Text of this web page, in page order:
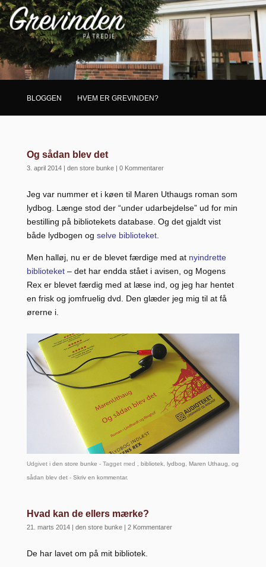
BLOGGEN HVEM ER GREVINDEN?
Og sådan blev det
3. april 2014| den store bunke| 0 Kommentarer
Jeg var nummer et i køen til Maren Uthaugs roman som
lydbog. Længe stod der “under udarbejdelse” ud for min
bestilling på bibliotekets database. Og det gjaldt vist
både lydbogen og selve biblioteket.
Men halløj, nu er de blevet færdige med at nyindrette
biblioteket – det har endda stået i avisen, og Mogens
Rex er blevet færdig med at læse ind, og jeg har hentet
en frisk og jomfruelig dvd. Den glæder jeg mig til at få
ørerne i.
Udgivet i den store bunke - Tagget med , bibliotek, lydbog Maren Uthaug og
sådan blev det- Skriv en kommentar.
Hvad kan de ellers mærke?
21. marts 2014| den store bunke| 2 Kommentarer
De har lavet om på mit bibliotek.